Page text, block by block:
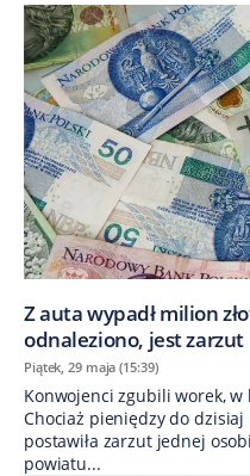
Z auta wypadł milion
odnaleziono, jest zarzut
Piątek, 29 maja (15:39)
Konwojenci zgubili worek, w
Chociaż pieniędzy do
postawiła zarzut jednej
powiatu...